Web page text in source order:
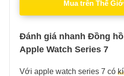
Mua trên Thế
Đánh giá nhanh Đồng
Apple Watch Series 7
Với apple watch series 7 có